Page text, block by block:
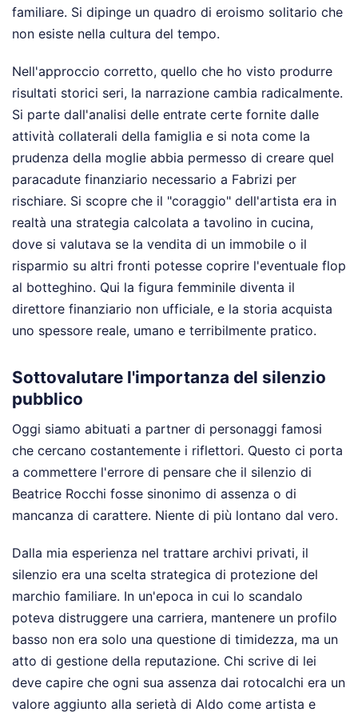
familiare. Si dipinge un quadro di eroismo solitario che
non esiste nella cultura del tempo.
Nell'approccio corretto, quello che ho visto produrre
risultati storici seri, la narrazione cambia radicalmente.
Si parte dall'analisi delle entrate certe fornite dalle
attività collaterali della famiglia e si nota come la
prudenza della moglie abbia permesso di creare quel
paracadute finanziario necessario a Fabrizi per
rischiare. Si scopre che il "coraggio" dell'artista era in
realtà una strategia calcolata a tavolino in cucina,
dove si valutava se la vendita di un immobile o il
risparmio su altri fronti potesse coprire l'eventuale flop
al botteghino. Qui la figura femminile diventa il
direttore finanziario non ufficiale, e la storia acquista
uno spessore reale, umano e terribilmente pratico.
Sottovalutare l'importanza del silenzio
pubblico
Oggi siamo abituati a partner di personaggi famosi
che cercano costantemente i riflettori. Questo ci porta
a commettere l'errore di pensare che il silenzio di
Beatrice Rocchi fosse sinonimo di assenza o di
mancanza di carattere. Niente di più lontano dal vero.
Dalla mia esperienza nel trattare archivi privati, il
silenzio era una scelta strategica di protezione del
marchio familiare. In un'epoca in cui lo scandalo
poteva distruggere una carriera, mantenere un profilo
basso non era solo una questione di timidezza, ma un
atto di gestione della reputazione. Chi scrive di lei
deve capire che ogni sua assenza dai rotocalchi era un
valore aggiunto alla serietà di Aldo come artista e